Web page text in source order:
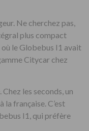
Ne cherchez pas,
plus compact
le Globebus I1 avait
Citycar chez
les seconds, un
la française. C’est
I1, qui préfère